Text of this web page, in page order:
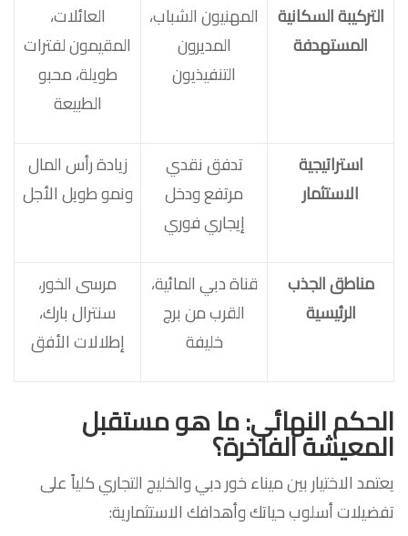
التركيبة السكانية
المستهدفة
المهنيون الشباب،
المديرون
التنفيذيون
العائلات،
المقيمون لفترات
طويلة، محبو
الطبيعة
استراتيجية
الاستثمار
تدفق نقدي
مرتفع ودخل
إيجاري فوري
زيادة رأس المال
ونمو طويل الأجل
مناطق الجذب
الرئيسية
قناة دبي المائية،
القرب من برج
خليفة
مرسى الخور،
سنترال بارك،
إطلالات الأفق
الحكم النهائي: ما هو مستقبل
المعيشة الفاخرة؟
يعتمد الاختيار بين ميناء خور دبي والخليج التجاري كلياً على
تفضيلات أسلوب حياتك وأهدافك الاستثمارية: